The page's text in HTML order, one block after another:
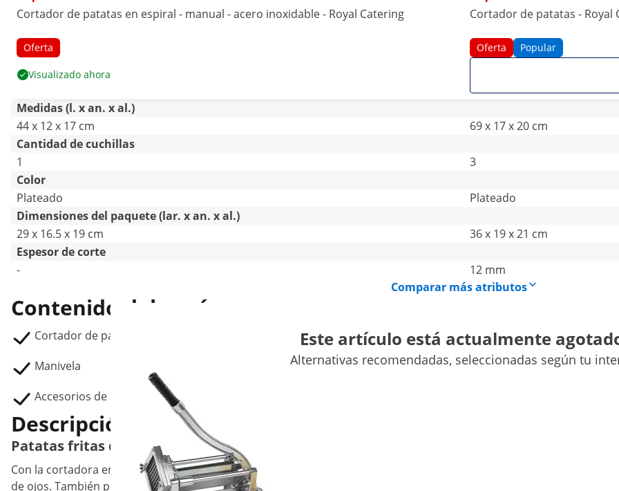
Cortador de patatas en espiral - manual - acero inoxidable - Royal Catering
Oferta
Visualizado ahora
Cortador de patatas - Royal
Oferta Popular
Medidas (l. x an. x al.)
44 x 12 x 17 cm
69 x 17 x 20 cm
Cantidad de cuchillas
1
3
Color
Plateado
Plateado
Dimensiones del paquete (lar. x an. x al.)
29 x 16.5 x 19 cm
36 x 19 x 21 cm
Espesor de corte
-
12 mm
Comparar más atributos
Contenido del envío
Cortador de patatas en espiral RCKS-2:
Manivela
Accesorios de montaje
Este artículo está actualmente
Alternativas recomendadas, seleccionadas según tu
Descripción del producto
Patatas fritas diferentes gracias al cortador en espiral con manivela manual
Con la cortadora en espiral de Royal Catering ¡le cogerás el truco! Prepara espirales de patata en un abrir y cerrar
de ojos. También podrás cortar frutas y verduras en espirales uniformes y perfectas para buffets de ensaladas o